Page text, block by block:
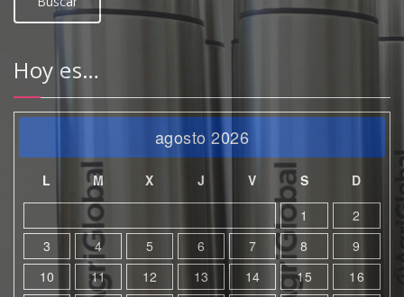
Hoy es…
agosto 2026
L M X J V S
D
1
2
3
4 5 6 7 8
9
10
11 12 13 14 15
16